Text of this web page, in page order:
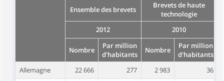
Ensemble des brevets
Brevets de haute
technologie
2012
2010
Nombre
Par million
d'habitants
Nombre
Par million
d'habitants
Allemagne
22 666 277 2 983
36